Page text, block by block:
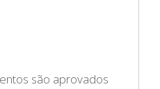
são aprovados